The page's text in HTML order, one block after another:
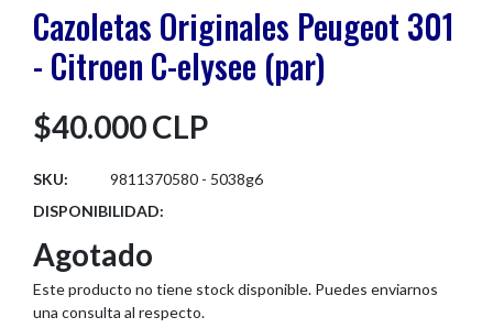
Cazoletas Originales Peugeot 301
- Citroen C-elysee (par)
$40.000 CLP
SKU:
9811370580 - 5038g6
DISPONIBILIDAD:
Agotado
Este producto no tiene stock disponible. Puedes enviarnos
una consulta al respecto.